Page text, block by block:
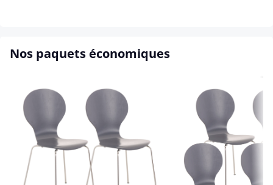
Nos paquets économiques